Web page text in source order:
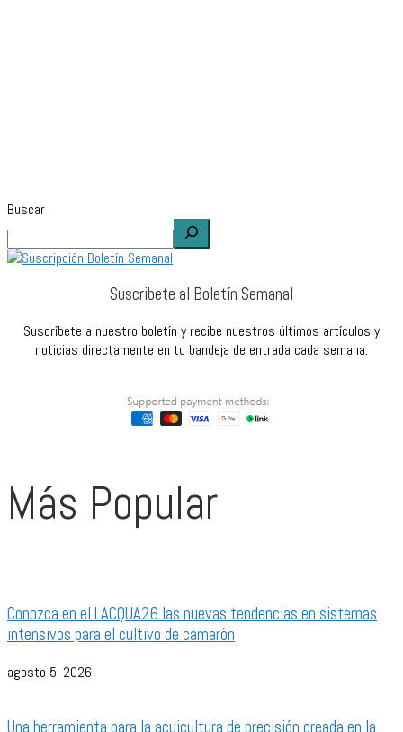
Buscar
Suscribete al Boletín Semanal
Suscríbete a nuestro boletín y recibe nuestros últimos artículos y
noticias directamente en tu bandeja de entrada cada semana:
Más Popular
Conozca en el LACQUA26 las nuevas tendencias en sistemas
intensivos para el cultivo de camarón
agosto 5, 2026
Una herramienta para la acuicultura de precisión creada en la